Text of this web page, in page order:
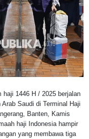
1446 H / 2025 berjalan
Saudi di Terminal Haji
Banten, Kamis
haji Indonesia hampir
yang membawa tiga